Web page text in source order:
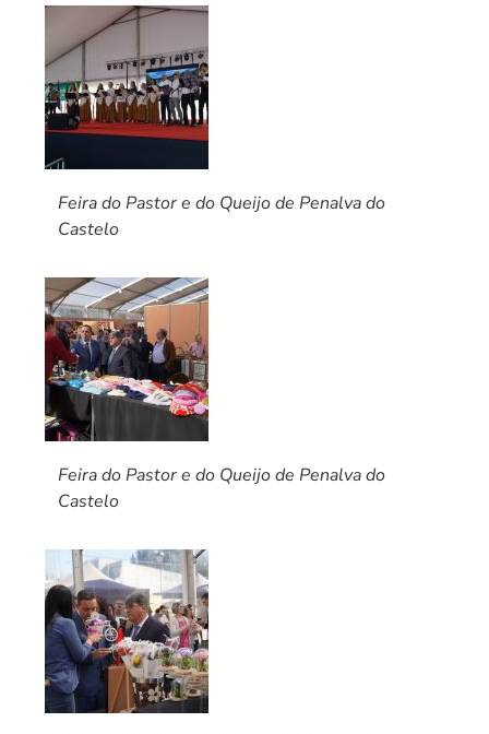
Feira do Pastor e do Queijo de Penalva do
Castelo
Feira do Pastor e do Queijo de Penalva do
Castelo